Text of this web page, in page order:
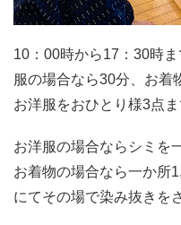
10：00時から17：30時
服の場合なら30分、お着
お洋服をおひとり様3点
お洋服の場合ならシミを
お着物の場合なら一か所
にてその場で染み抜きを